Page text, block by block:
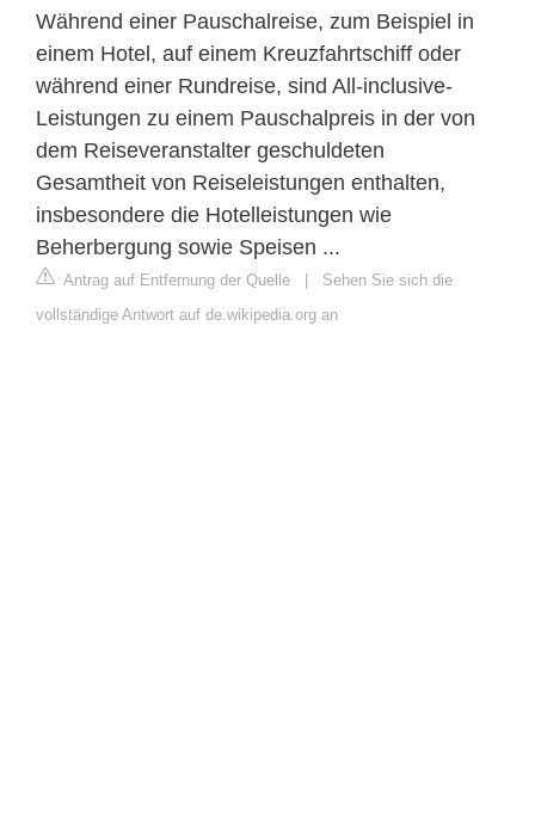
Während einer Pauschalreise, zum Beispiel in
einem Hotel, auf einem Kreuzfahrtschiff oder
während einer Rundreise, sind All-inclusive-
Leistungen zu einem Pauschalpreis in der von
dem Reiseveranstalter geschuldeten
Gesamtheit von Reiseleistungen enthalten,
insbesondere die Hotelleistungen wie
Beherbergung sowie Speisen ...
Antrag auf Entfernung der Quelle | Sehen Sie sich die
vollständige Antwort auf de.wikipedia.org an